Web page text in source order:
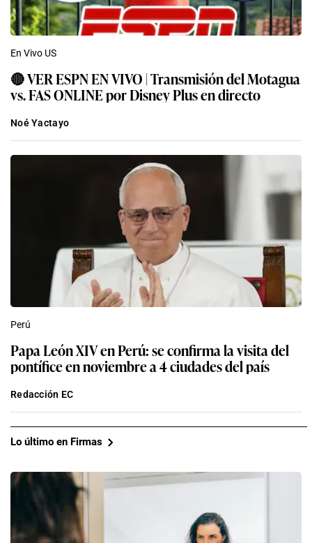
En Vivo US
🔴 VER ESPN EN VIVO | Transmisión del Motagua
vs. FAS ONLINE por Disney Plus en directo
Noé Yactayo
Perú
Papa León XIV en Perú: se confirma la visita del
pontífice en noviembre a 4 ciudades del país
Redacción EC
Lo último en Firmas